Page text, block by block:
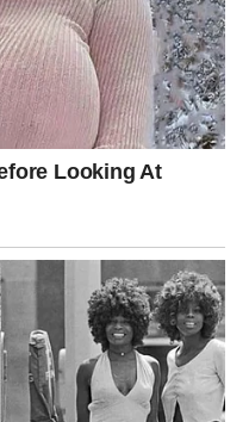
prije nego što nešto
VAŽNU
važnog perioda u
zato dolazi nešto